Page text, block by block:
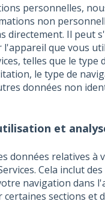
personnelles,
non
directement. Il peut
que vous
telles que le type
le type de
données non
et
données relatives à
Cela inclut des
navigation dans
certaines sections et